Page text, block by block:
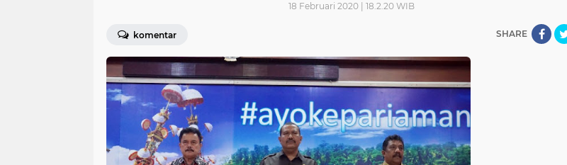
18 Februari 2020 | 18.2.20 WIB
komentar SHARE